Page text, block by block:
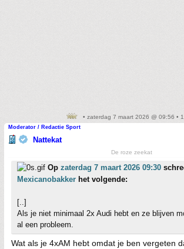
• zaterdag 7 maart 2026 @ 09:56 •
Moderator / Redactie Sport
Nattekat
De roze zeekat
Op zaterdag 7 maart 2026 09:30
Mexicanobakker het volgende:
[..]
Als je niet minimaal 2x Audi hebt en ze blijven
al een probleem.
Wat als je 4xAM hebt omdat je ben vergeten